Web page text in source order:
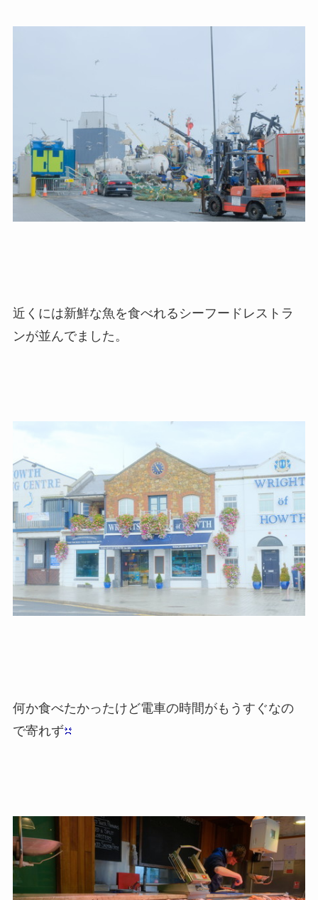
近くには新鮮な魚を食べれるシーフードレストラ
ンが並んでました。
何か食べたかったけど電車の時間がもうすぐなの
で寄れず